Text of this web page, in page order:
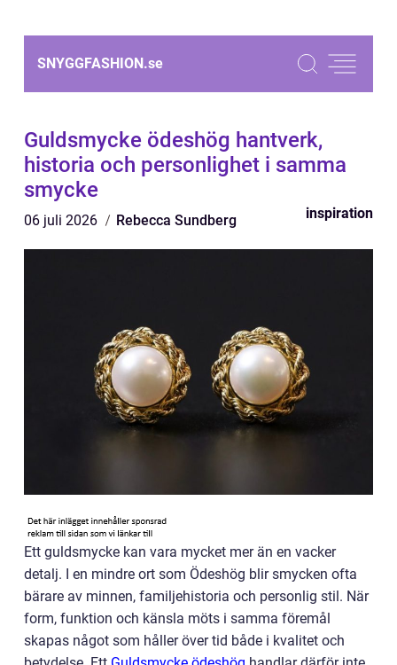
SNYGGFASHION.se
Guldsmycke ödeshög hantverk,
historia och personlighet i samma
smycke
06 juli 2026 Rebecca Sundberg inspiration
Ett guldsmycke kan vara mycket mer än en vacker
detalj. I en mindre ort som Ödeshög blir smycken ofta
bärare av minnen, familjehistoria och personlig stil. När
form, funktion och känsla möts i samma föremål
skapas något som håller över tid både i kvalitet och